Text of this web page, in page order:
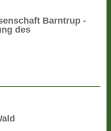
Barntrup -
des